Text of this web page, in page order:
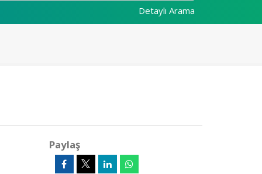
Detaylı Arama
Paylaş